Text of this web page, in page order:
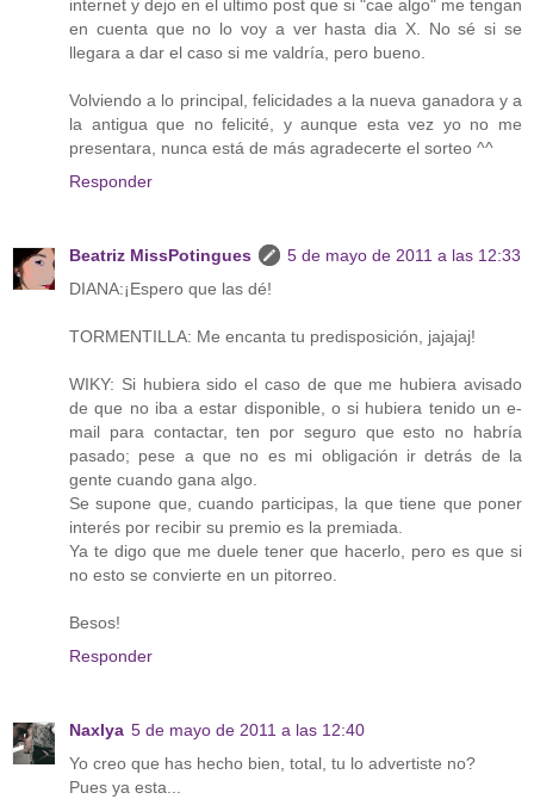
internet y dejo en el ultimo post que si "cae algo" me tengan
en cuenta que no lo voy a ver hasta dia X. No sé si se
llegara a dar el caso si me valdría, pero bueno.
Volviendo a lo principal, felicidades a la nueva ganadora y a
la antigua que no felicité, y aunque esta vez yo no me
presentara, nunca está de más agradecerte el sorteo ^^
Responder
Beatriz MissPotingues
5 de mayo de 2011 a las 12:33
DIANA:¡Espero que las dé!
TORMENTILLA: Me encanta tu predisposición, jajajaj!
WIKY: Si hubiera sido el caso de que me hubiera avisado
de que no iba a estar disponible, o si hubiera tenido un e-
mail para contactar, ten por seguro que esto no habría
pasado; pese a que no es mi obligación ir detrás de la
gente cuando gana algo.
Se supone que, cuando participas, la que tiene que poner
interés por recibir su premio es la premiada.
Ya te digo que me duele tener que hacerlo, pero es que si
no esto se convierte en un pitorreo.
Besos!
Responder
Naxlya 5 de mayo de 2011 a las 12:40
Yo creo que has hecho bien, total, tu lo advertiste no?
Pues ya esta...